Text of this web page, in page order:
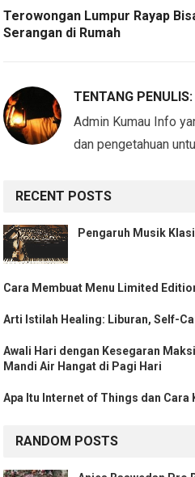
Terowongan Lumpur Rayap
Serangan di Rumah
TENTANG PENULIS:
Admin Kumau Info
dan pengetahuan
RECENT POSTS
Pengaruh Musik
Cara Membuat Menu Limited
Arti Istilah Healing: Liburan, Self-
Awali Hari dengan Kesegaran
Mandi Air Hangat di Pagi Hari
Apa Itu Internet of Things dan Cara
RANDOM POSTS